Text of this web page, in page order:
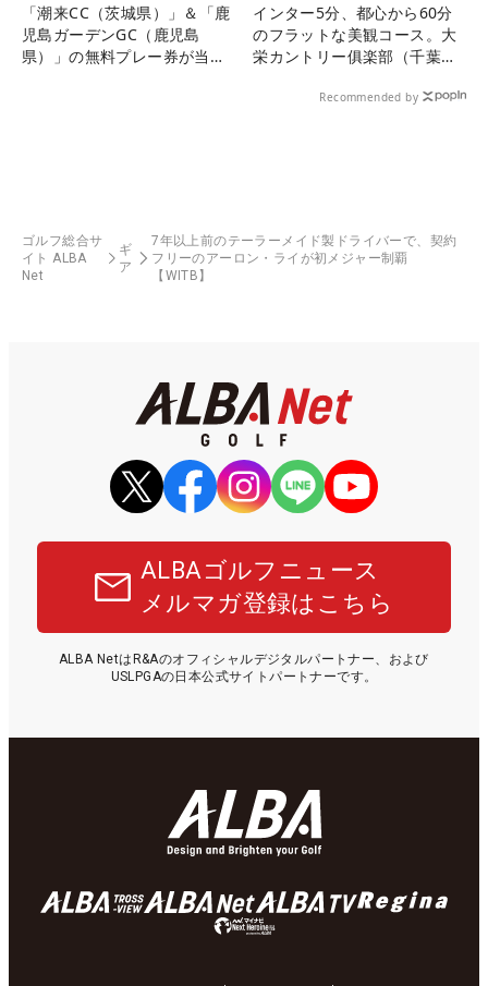
「潮来CC（茨城県）」＆「鹿
児島ガーデンGC（鹿児島
県）」の無料プレー券が当た
インター5分、都心から60分
のフラットな美観コース。大
栄カントリー俱楽部（千葉
Recommended by
ゴルフ総合サ
イト ALBA
Net
ギ
ア
7年以上前のテーラーメイド製ドライバーで、契約
フリーのアーロン・ライが初メジャー制覇
【WITB】
ALBAゴルフニュース
メルマガ登録はこちら
ALBA NetはR&Aのオフィシャルデジタルパートナー、および
USLPGAの日本公式サイトパートナーです。